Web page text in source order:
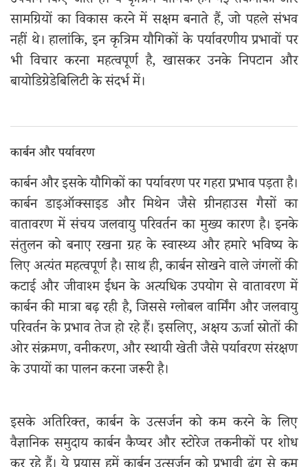
सामग्रियों का विकास करने में सक्षम बनाते हैं, जो पहले संभव
नहीं थे। हालांकि, इन कृत्रिम यौगिकों के पर्यावरणीय प्रभावों पर
भी विचार करना महत्वपूर्ण है, खासकर उनके निपटान और
बायोडिग्रेडेबिलिटी के संदर्भ में।
कार्बन और पर्यावरण
कार्बन और इसके यौगिकों का पर्यावरण पर गहरा प्रभाव पड़ता है।
कार्बन डाइऑक्साइड और मिथेन जैसे ग्रीनहाउस गैसों का
वातावरण में संचय जलवायु परिवर्तन का मुख्य कारण है। इनके
संतुलन को बनाए रखना ग्रह के स्वास्थ्य और हमारे भविष्य के
लिए अत्यंत महत्वपूर्ण है। साथ ही, कार्बन सोखने वाले जंगलों की
कटाई और जीवाश्म ईंधन के अत्यधिक उपयोग से वातावरण में
कार्बन की मात्रा बढ़ रही है, जिससे ग्लोबल वार्मिंग और जलवायु
परिवर्तन के प्रभाव तेज हो रहे हैं। इसलिए, अक्षय ऊर्जा स्रोतों की
ओर संक्रमण, वनीकरण, और स्थायी खेती जैसे पर्यावरण संरक्षण
के उपायों का पालन करना जरूरी है।
इसके अतिरिक्त, कार्बन के उत्सर्जन को कम करने के लिए
वैज्ञानिक समुदाय कार्बन कैप्चर और स्टोरेज तकनीकों पर शोध